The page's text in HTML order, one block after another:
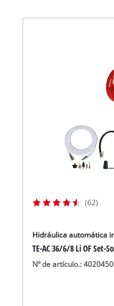
(62)
Hidráulica automática
TE-AC 36/6/8 Li OF Set-
Nº de artículo.: 4020450